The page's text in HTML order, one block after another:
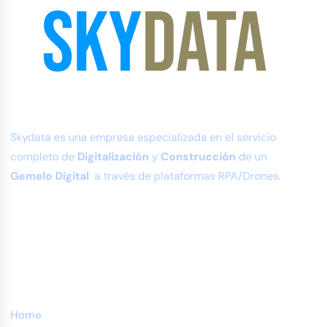
Skydata es una empresa especializada en el servicio
completo de Digitalización y Construcción de un
Gemelo Digital a través de plataformas RPA/Drones.
Home